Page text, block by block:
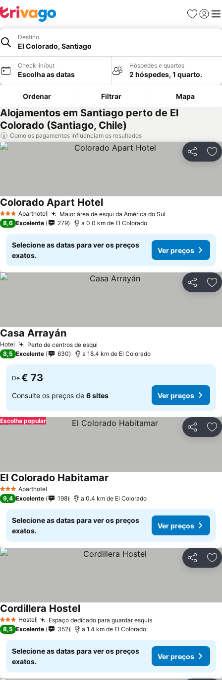
Favoritos
Iniciar
Destino
El Colorado, Santiago
Check-in/out
Escolha as datas
Hóspedes e quartos
2 hóspedes, 1 quarto.
Ordenar Filtrar Mapa
Alojamentos em Santiago perto de El
Colorado (Santiago, Chile)
Como os pagamentos influenciam os resultados
Partilhar
3 EstrelasAparthotel Maior área de esqui da América do Sul
Colorado Apart HotelVer preços
8,6 Excelente 279 a 0.0 km de El Colorado
Selecione as datas para ver os preços
exatos.
Ver preços
Partilhar
Hotel Perto de centros de esqui
Casa ArrayánVer preços
8,5 Excelente 630 a 18.4 km de El Colorado
De € 73
Consulte os preços de 6 sites Ver preços
Partilhar
Escolha popular
3 EstrelasAparthotel
El Colorado Habitamar
9,4 Excelente 198 a 0.4 km de El Colorado
Selecione as datas para ver os preços
exatos.
Ver preços
Partilhar
3 EstrelasHostel Espaço dedicado para guardar esquisVer preços
Cordillera HostelVer preços
8,5 Excelente 352 a 1.4 km de El Colorado
Selecione as datas para ver os preços
exatos.
Ver preços